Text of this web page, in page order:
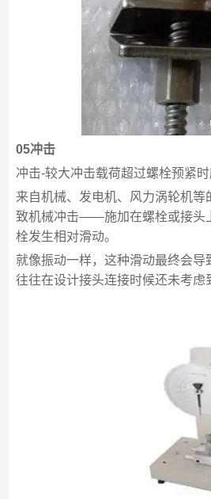
05冲击
冲击-较大冲击载荷超过螺栓预紧时
来自机械、发电机、风力涡轮机等
致机械冲击——施加在螺栓或接
栓发生相对滑动。
就像振动一样，这种滑动最终会导
往往在设计接头连接时候还未考虑